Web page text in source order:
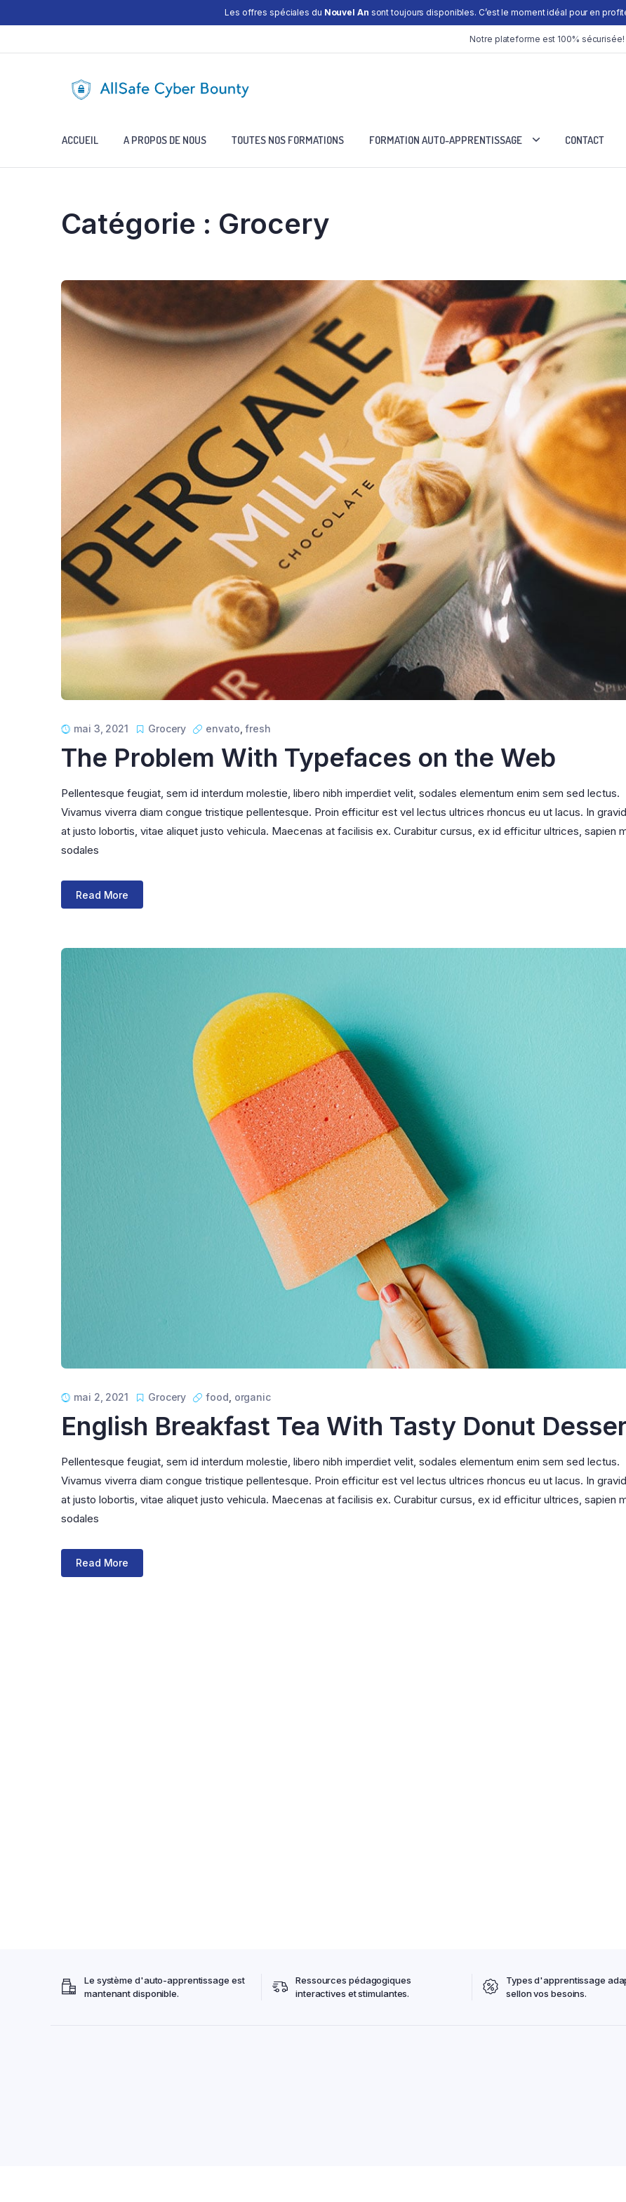
Les offres spéciales du Nouvel An sont toujours disponibles. C’est le moment idéal pour en
Notre plateforme est 100% sécurisée!
ACCUEIL A PROPOS DE NOUS TOUTES NOS FORMATIONS FORMATION AUTO-APPRENTISSAGE CONTACT
Catégorie : Grocery
mai 3, 2021 Grocery envato ,fresh
The Problem With Typefaces on the Web
Pellentesque feugiat, sem id interdum molestie, libero nibh imperdiet velit, sodales elementum enim sem sed lectus.
Vivamus viverra diam congue tristique pellentesque. Proin efficitur est vel lectus ultrices rhoncus eu ut lacus. In
at justo lobortis, vitae aliquet justo vehicula. Maecenas at facilisis ex. Curabitur cursus, ex id efficitur ultrices, sapien
sodales
Read More
mai 2, 2021 Grocery food organic
English Breakfast Tea With Tasty Donut
Pellentesque feugiat, sem id interdum molestie, libero nibh imperdiet velit, sodales elementum enim sem sed lectus.
Vivamus viverra diam congue tristique pellentesque. Proin efficitur est vel lectus ultrices rhoncus eu ut lacus. In
at justo lobortis, vitae aliquet justo vehicula. Maecenas at facilisis ex. Curabitur cursus, ex id efficitur ultrices, sapien
sodales
Read More
Le système d'auto-apprentissage est
mantenant disponible.
Ressources pédagogiques
interactives et stimulantes.
Types d'apprentissage
sellon vos besoins.